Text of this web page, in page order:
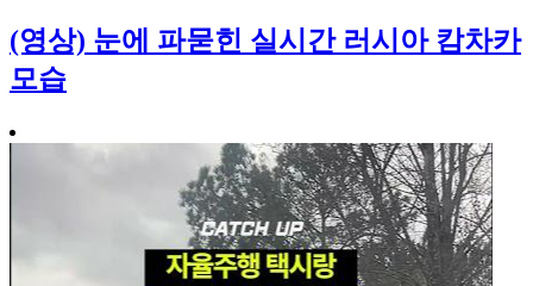
(영상) 눈에 파묻힌 실시간 러시아 캄차카
모습